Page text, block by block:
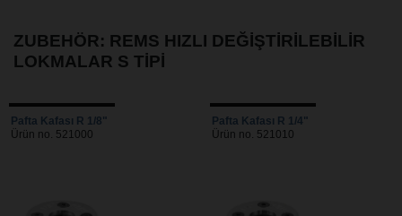
ZUBEHÖR: REMS HIZLI DEĞIŞTIRILEBILIR
LOKMALAR S TIPI
Pafta Kafası R 1/8"
Ürün no. 521000
Pafta Kafası R 1/4"
Ürün no. 521010